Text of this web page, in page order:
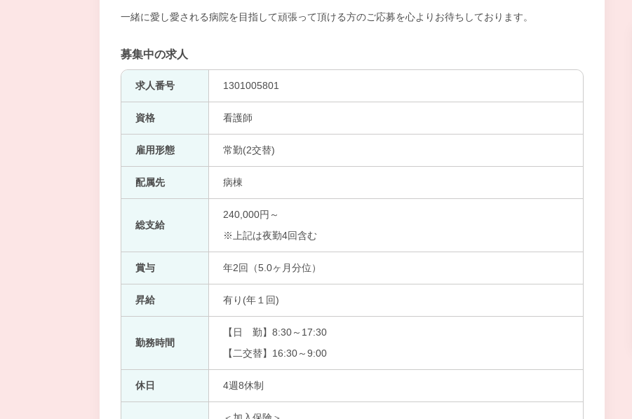
一緒に愛し愛される病院を目指して頑張って頂ける方のご応募を心よりお待ちしております。
募集中の求人
求人番号 1301005801
資格 看護師
雇用形態 常勤(2交替)
配属先 病棟
総支給
240,000円～
※上記は夜勤4回含む
賞与 年2回（5.0ヶ月分位）
昇給 有り(年１回)
勤務時間
【日 勤】8:30～17:30
【二交替】16:30～9:00
休日 4週8休制